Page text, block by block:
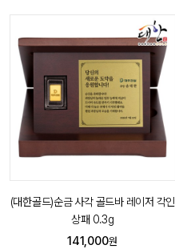
(대한골드)순금 사각 골드바 레이저 각인
상패 0.3g
141,000원